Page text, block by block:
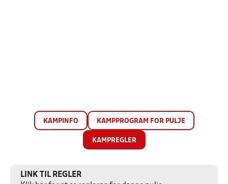
KAMPINFO KAMPPROGRAM FOR PULJE
KAMPREGLER
LINK TIL REGLER